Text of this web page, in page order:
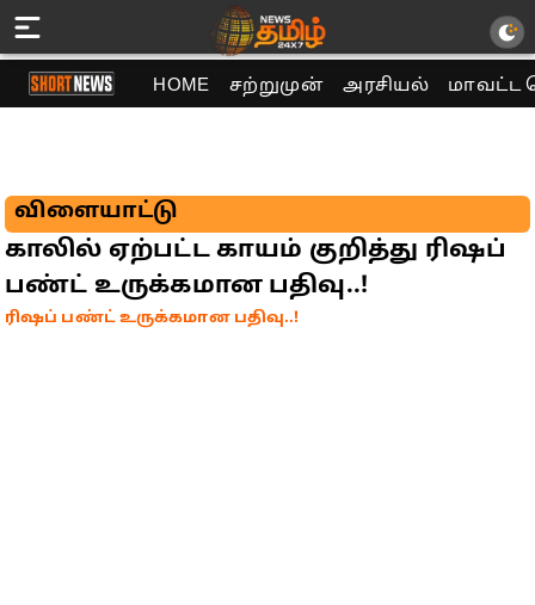
HOME சற்றுமுன் அரசியல் மாவட்ட
விளையாட்டு
காலில் ஏற்பட்ட காயம் குறித்து ரிஷப்
பண்ட் உருக்கமான பதிவு..!
ரிஷப் பண்ட் உருக்கமான பதிவு..!